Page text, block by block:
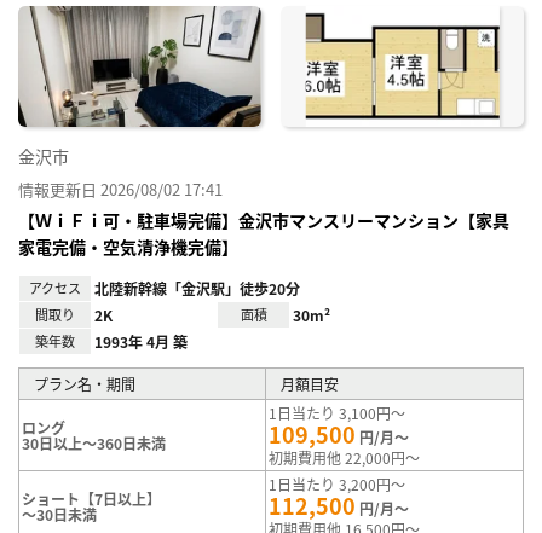
に入
り登
録
金沢市
情報更新日 2026/08/02 17:41
【ＷｉＦｉ可・駐車場完備】金沢市マンスリーマンション【家具
家電完備・空気清浄機完備】
アクセス 北陸新幹線「金沢駅」徒歩20分
間取り 2K 面積 30m²
築年数 1993年 4月 築
プラン名・期間 月額目安
ロング
30日以上～360日未満
1日当たり 3,100円～
109,500 円/月～
初期費用他 22,000円～
ショート【7日以上】
～30日未満
1日当たり 3,200円～
112,500 円/月～
初期費用他 16,500円～